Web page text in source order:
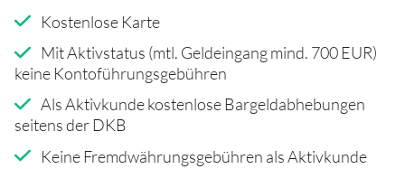
Kostenlose Karte
Mit Aktivstatus (mtl. Geldeingang mind. 700 EUR)
keine Kontoführungsgebühren
Als Aktivkunde kostenlose Bargeldabhebungen
seitens der DKB
Keine Fremdwährungsgebühren als Aktivkunde